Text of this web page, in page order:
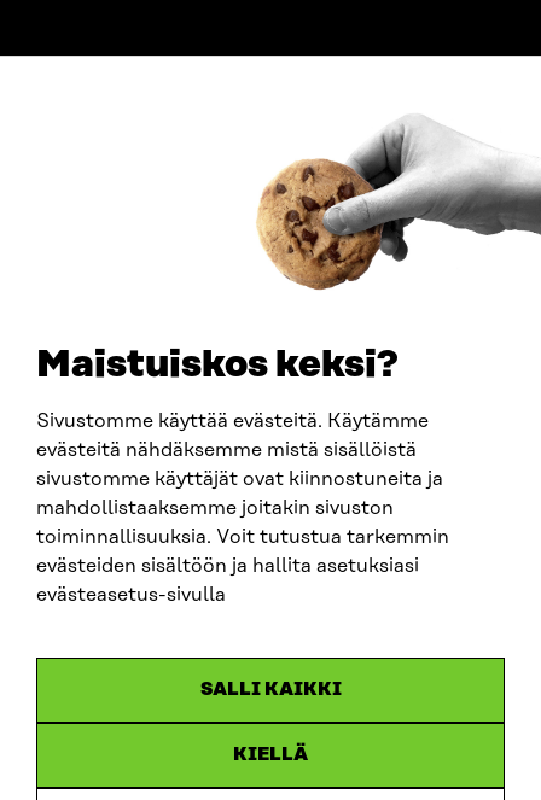
Maistuiskos keksi?
Sivustomme käyttää evästeitä. Käytämme
evästeitä nähdäksemme mistä sisällöistä
sivustomme käyttäjät ovat kiinnostuneita ja
mahdollistaaksemme joitakin sivuston
toiminnallisuuksia. Voit tutustua tarkemmin
evästeiden sisältöön ja hallita asetuksiasi
evästeasetus-sivulla
SALLI KAIKKI
KIELLÄ
firstname.lastname@sitra.fi
SITRA ON SOCIAL MEDIA
LinkedIn
Instagram